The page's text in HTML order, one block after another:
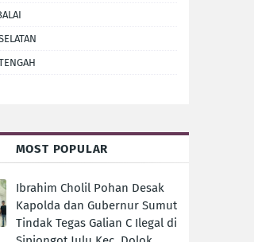
MOST POPULAR
Ibrahim Cholil Pohan Desak
Kapolda dan Gubernur Sumut
Tindak Tegas Galian C Ilegal di